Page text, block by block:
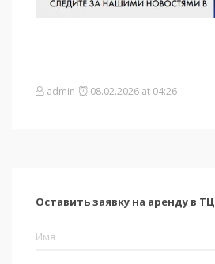
admin 08.02.2026 at 04:26
Оставить заявку на аренду в ТЦ